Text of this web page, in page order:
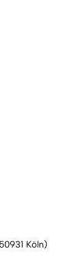
Köln)